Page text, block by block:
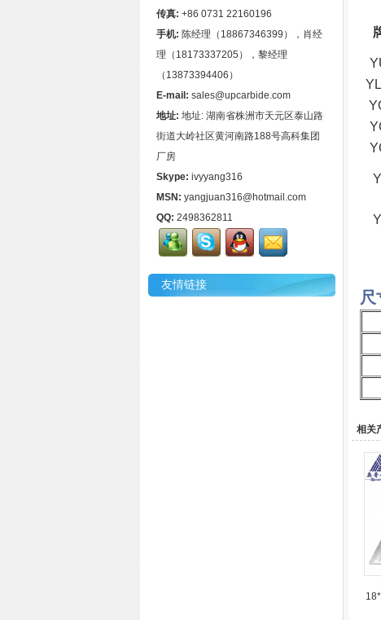
传真: +86 0731 22160196
手机: 陈经理（18867346399），肖经
理（18173337205），黎经理
（13873394406）
E-mail: sales@upcarbide.com
地址: 地址: 湖南省株洲市天元区泰山路
街道大岭社区黄河南路188号高科集团
厂房
Skype: ivyyang316
MSN: yangjuan316@hotmail.com
QQ: 2498362811
友情链接
尺
相关